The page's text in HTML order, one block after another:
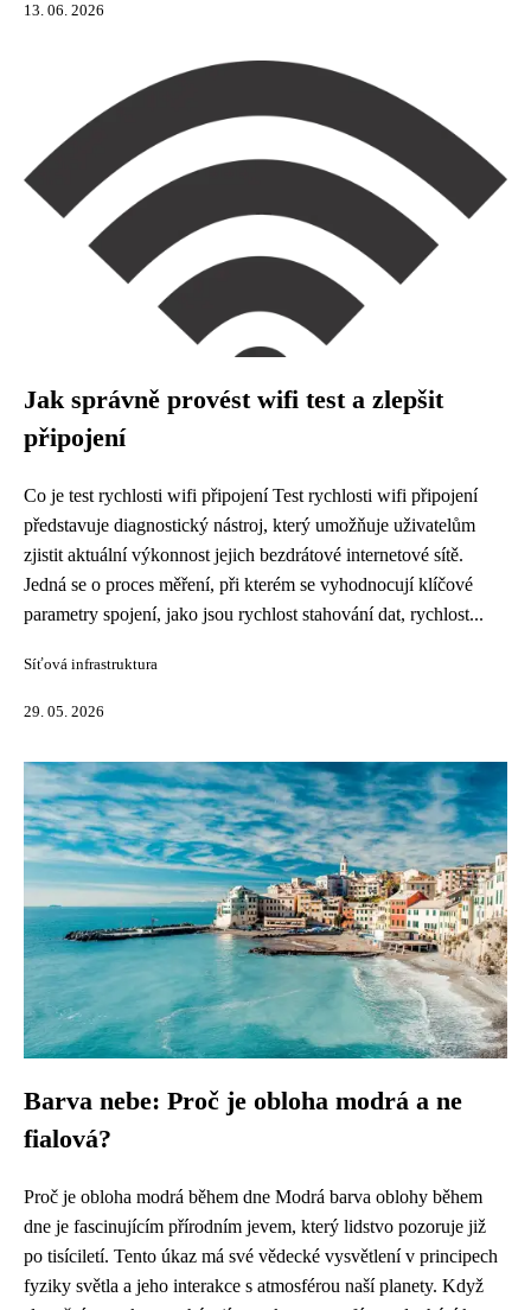
13. 06. 2026
Jak správně provést wifi test a zlepšit
připojení
Co je test rychlosti wifi připojení Test rychlosti wifi připojení
představuje diagnostický nástroj, který umožňuje uživatelům
zjistit aktuální výkonnost jejich bezdrátové internetové sítě.
Jedná se o proces měření, při kterém se vyhodnocují klíčové
parametry spojení, jako jsou rychlost stahování dat, rychlost...
Síťová infrastruktura
29. 05. 2026
Barva nebe: Proč je obloha modrá a ne
fialová?
Proč je obloha modrá během dne Modrá barva oblohy během
dne je fascinujícím přírodním jevem, který lidstvo pozoruje již
po tisíciletí. Tento úkaz má své vědecké vysvětlení v principech
fyziky světla a jeho interakce s atmosférou naší planety. Když